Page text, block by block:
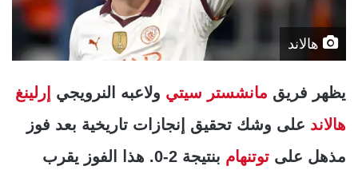
هالاند
يظهر فريق مانشستر سيتي ولاعبه النرويجي إرلينغ
هالاند على وشك تحقيق إنجازات تاريخية بعد فوز
مذهل على توتنهام
بنتيجة 2-0. هذا الفوز يقرب